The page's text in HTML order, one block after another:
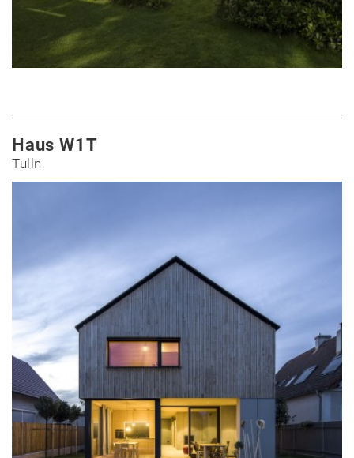
Haus W1T
Tulln